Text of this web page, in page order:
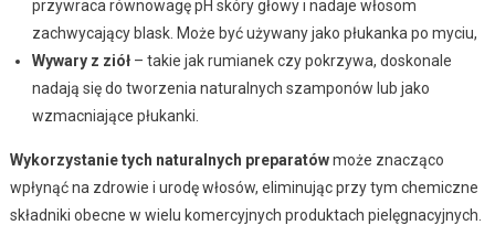
przywraca równowagę pH skóry głowy i nadaje włosom
zachwycający blask. Może być używany jako płukanka po myciu,
Wywary z ziół– takie jak rumianek czy pokrzywa, doskonale
nadają się do tworzenia naturalnych szamponów lub jako
wzmacniające płukanki.
Wykorzystanie tych naturalnych preparatówmoże znacząco
wpłynąć na zdrowie i urodę włosów, eliminując przy tym chemiczne
składniki obecne w wielu komercyjnych produktach pielęgnacyjnych.